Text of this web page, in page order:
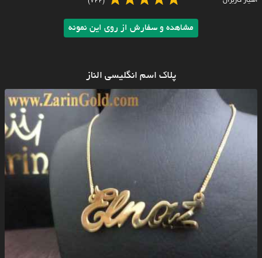
مشاهده و سفارش از روی این نمونه
پلاک اسم انگلیسی الناز